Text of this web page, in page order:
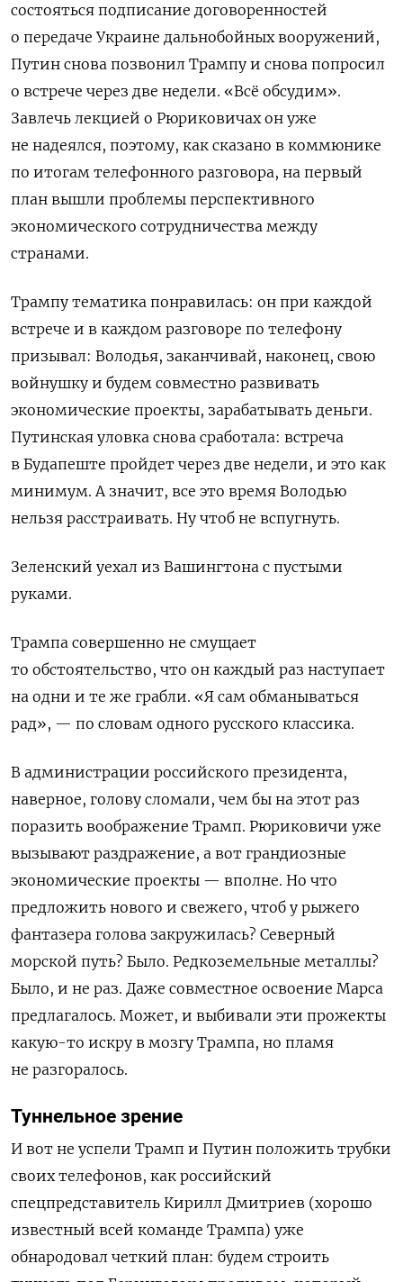
состояться подписание договоренностей
о передаче Украине дальнобойных вооружений,
Путин снова позвонил Трампу и снова попросил
о встрече через две недели. «Всё обсудим».
Завлечь лекцией о Рюриковичах он уже
не надеялся, поэтому, как сказано в коммюнике
по итогам телефонного разговора, на первый
план вышли проблемы перспективного
экономического сотрудничества между
странами.
Трампу тематика понравилась: он при каждой
встрече и в каждом разговоре по телефону
призывал: Володья, заканчивай, наконец, свою
войнушку и будем совместно развивать
экономические проекты, зарабатывать деньги.
Путинская уловка снова сработала: встреча
в Будапеште пройдет через две недели, и это как
минимум. А значит, все это время Володью
нельзя расстраивать. Ну чтоб не вспугнуть.
Зеленский уехал из Вашингтона с пустыми
руками.
Трампа совершенно не смущает
то обстоятельство, что он каждый раз наступает
на одни и те же грабли. «Я сам обманываться
рад», — по словам одного русского классика.
В администрации российского президента,
наверное, голову сломали, чем бы на этот раз
поразить воображение Трамп. Рюриковичи уже
вызывают раздражение, а вот грандиозные
экономические проекты — вполне. Но что
предложить нового и свежего, чтоб у рыжего
фантазера голова закружилась? Северный
морской путь? Было. Редкоземельные металлы?
Было, и не раз. Даже совместное освоение Марса
предлагалось. Может, и выбивали эти прожекты
какую-то искру в мозгу Трампа, но пламя
не разгоралось.
Туннельное зрение
И вот не успели Трамп и Путин положить трубки
своих телефонов, как российский
спецпредставитель Кирилл Дмитриев (хорошо
известный всей команде Трампа) уже
обнародовал четкий план: будем строить